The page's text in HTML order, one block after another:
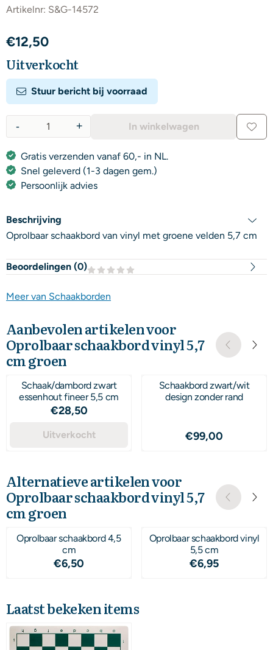
Artikelnr: S&G-14572
€12,50
Uitverkocht
Stuur bericht bij voorraad
+
- In winkelwagen
Gratis verzenden vanaf 60,- in NL.
Snel geleverd (1-3 dagen gem.)
Persoonlijk advies
Beschrijving
Oprolbaar schaakbord van vinyl met groene velden 5,7 cm
Beoordelingen (0)
Meer van Schaakborden
Aanbevolen artikelen voor
Oprolbaar schaakbord vinyl 5,7
cm groen
Schaak/dambord zwart
essenhout fineer 5,5 cm
Prijs: 28,50
€28,50
Uitverkocht
Schaakbord zwart/wit
design zonder rand
Prijs: 99,00
€99,00
Alternatieve artikelen voor
Oprolbaar schaakbord vinyl 5,7
cm groen
Oprolbaar schaakbord 4,5
cm
Prijs: 6,50
€6,50
Oprolbaar schaakbord vinyl
5,5 cm
Prijs: 6,95
€6,95
Laatst bekeken items